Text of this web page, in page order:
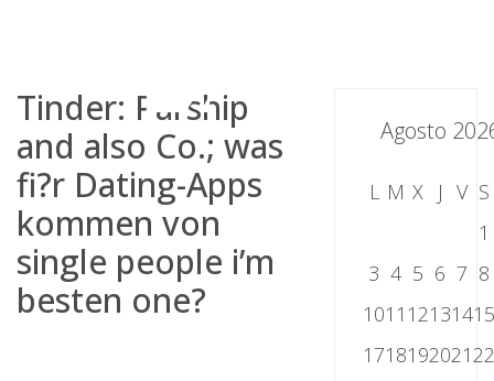
Tinder: Parship
and also Co.; was
fi?r Dating-Apps
kommen von
single people i’m
besten one?
Agosto
L M X J V S
1
3 4 5 6 7 8
1011 121314
1718192021